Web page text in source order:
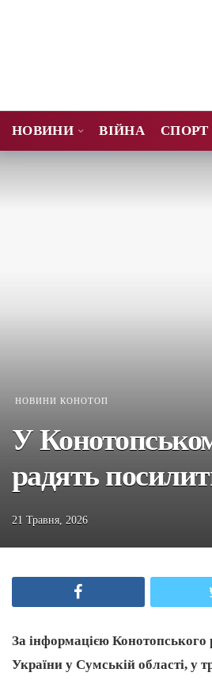
НОВИНИ ВІЙНА СПОРТ
НОВИНИ КОНОТОП
У
радять
21 Травня, 2026
За інформацією
України у Сумській області, у